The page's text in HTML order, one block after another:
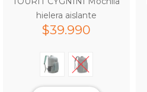
hielera aislante
$39.990